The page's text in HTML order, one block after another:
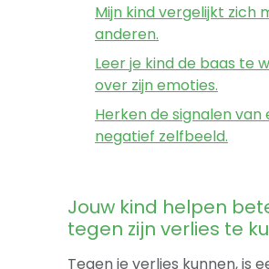
Mijn kind vergelijkt zich
anderen.
Leer je kind de baas te
over zijn emoties.
Herken de signalen van
negatief zelfbeeld.
Jouw kind helpen
tegen zijn verlies te
Tegen je verlies kunnen, is